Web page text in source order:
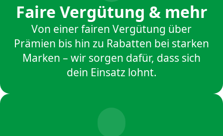
Faire Vergütung & mehr
Von einer fairen Vergütung über
Prämien bis hin zu Rabatten bei starken
Marken – wir sorgen dafür, dass sich
dein Einsatz lohnt.